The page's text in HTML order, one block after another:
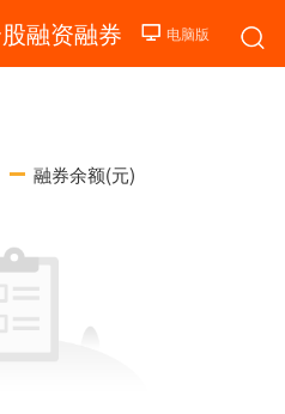
融资融券
融券余额(元)